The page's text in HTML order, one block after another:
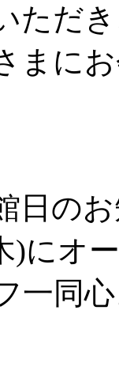
ただ
まに
日の
)にオ
一同